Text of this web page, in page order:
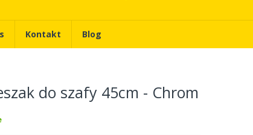
Kontakt Blog
do szafy 45cm - Chrom